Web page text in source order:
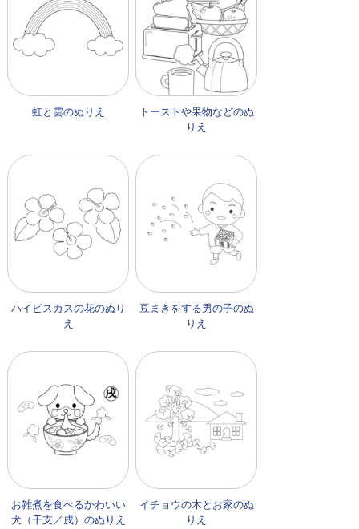
虹と雲のぬりえ
トーストや果物などのぬ
りえ
ハイビスカスの花のぬり
え
豆まきをする男の子のぬ
りえ
お雑煮を食べるかわいい
犬（干支／戌）のぬりえ
イチョウの木とお家のぬ
りえ